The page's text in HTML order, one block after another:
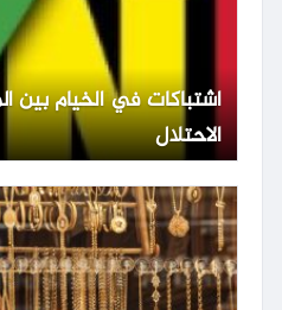
اشتباكات في الخيام بين
الاحتلال